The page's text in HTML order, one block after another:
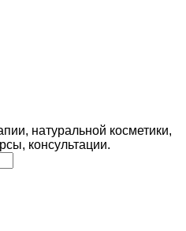
натуральной косметики,
консультации.